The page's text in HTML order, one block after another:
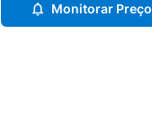
Monitorar Preço